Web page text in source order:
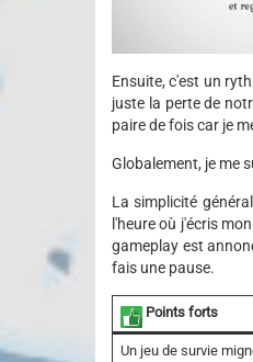
Ensuite, c'est un
juste la perte de
paire de fois car je
Globalement, je me
La simplicité
l'heure où j'écris
gameplay est
fais une pause.
Points forts
Un jeu de survie